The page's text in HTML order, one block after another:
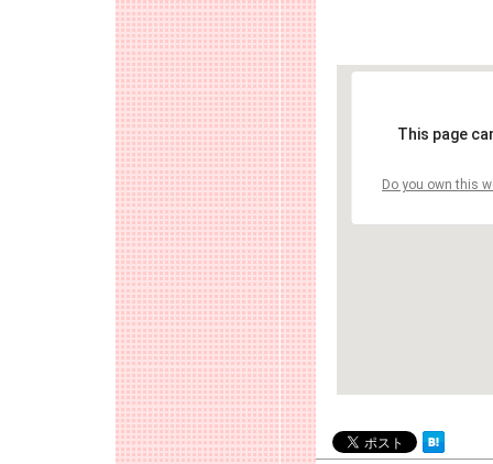
This page
Do you own this